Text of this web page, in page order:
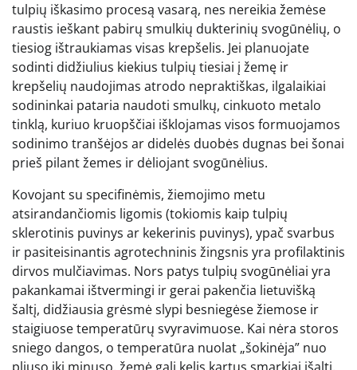
tulpių iškasimo procesą vasarą, nes nereikia žemėse
raustis ieškant pabirų smulkių dukterinių svogūnėlių, o
tiesiog ištraukiamas visas krepšelis. Jei planuojate
sodinti didžiulius kiekius tulpių tiesiai į žemę ir
krepšelių naudojimas atrodo nepraktiškas, ilgalaikiai
sodininkai pataria naudoti smulkų, cinkuoto metalo
tinklą, kuriuo kruopščiai išklojamas visos formuojamos
sodinimo tranšėjos ar didelės duobės dugnas bei šonai
prieš pilant žemes ir dėliojant svogūnėlius.
Kovojant su specifinėmis, žiemojimo metu
atsirandančiomis ligomis (tokiomis kaip tulpių
sklerotinis puvinys ar kekerinis puvinys), ypač svarbus
ir pasiteisinantis agrotechninis žingsnis yra profilaktinis
dirvos mulčiavimas. Nors patys tulpių svogūnėliai yra
pakankamai ištvermingi ir gerai pakenčia lietuvišką
šaltį, didžiausia grėsmė slypi besniegėse žiemose ir
staigiuose temperatūrų svyravimuose. Kai nėra storos
sniego dangos, o temperatūra nuolat „šokinėja” nuo